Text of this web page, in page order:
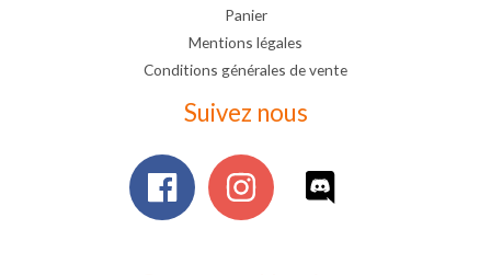
Panier
Mentions légales
Conditions générales de vente
Suivez nous